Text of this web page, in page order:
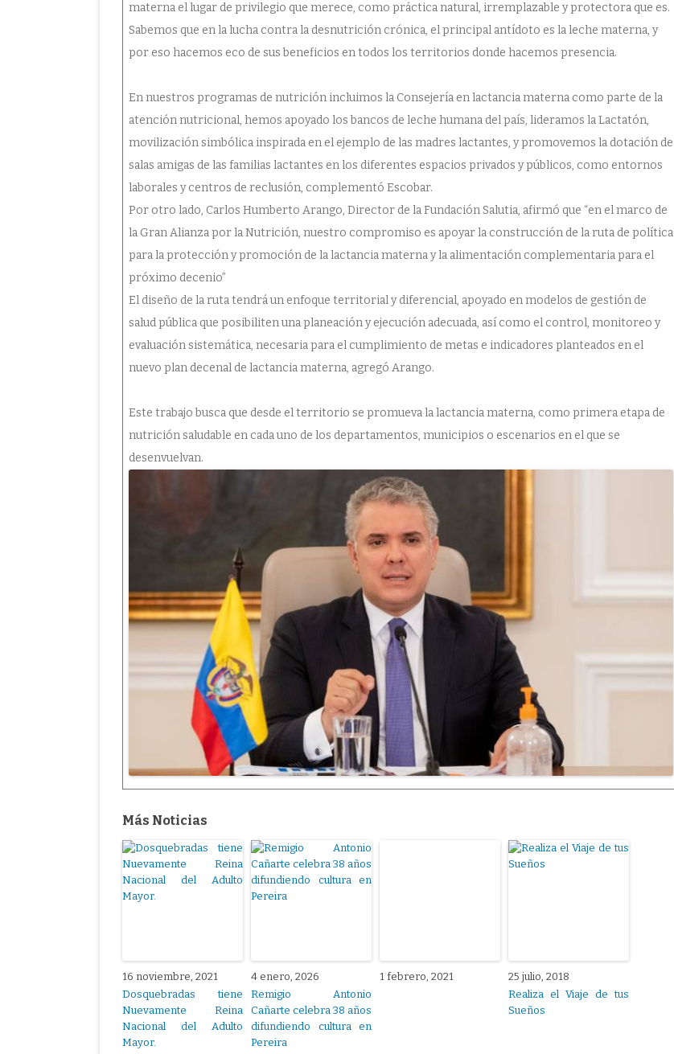
materna el lugar de privilegio que merece, como práctica natural, irremplazable y protectora que es.
Sabemos que en la lucha contra la desnutrición crónica, el principal antídoto es la leche materna, y
por eso hacemos eco de sus beneficios en todos los territorios donde hacemos presencia.
En nuestros programas de nutrición incluimos la Consejería en lactancia materna como parte de la
atención nutricional, hemos apoyado los bancos de leche humana del país, lideramos la Lactatón,
movilización simbólica inspirada en el ejemplo de las madres lactantes, y promovemos la dotación de
salas amigas de las familias lactantes en los diferentes espacios privados y públicos, como entornos
laborales y centros de reclusión, complementó Escobar.
Por otro lado, Carlos Humberto Arango, Director de la Fundación Salutia, afirmó que “en el marco de
la Gran Alianza por la Nutrición, nuestro compromiso es apoyar la construcción de la ruta de política
para la protección y promoción de la lactancia materna y la alimentación complementaria para el
próximo decenio”
El diseño de la ruta tendrá un enfoque territorial y diferencial, apoyado en modelos de gestión de
salud pública que posibiliten una planeación y ejecución adecuada, así como el control, monitoreo y
evaluación sistemática, necesaria para el cumplimiento de metas e indicadores planteados en el
nuevo plan decenal de lactancia materna, agregó Arango.
Este trabajo busca que desde el territorio se promueva la lactancia materna, como primera etapa de
nutrición saludable en cada uno de los departamentos, municipios o escenarios en el que se
desenvuelvan.
Más Noticias
16 noviembre, 2021
Dosquebradas tiene
Nuevamente Reina
Nacional del Adulto
Mayor.
4 enero, 2026
Remigio Antonio
Cañarte celebra 38 años
difundiendo cultura en
Pereira
1 febrero, 2021
25 julio, 2018
Realiza el Viaje de tus
Sueños